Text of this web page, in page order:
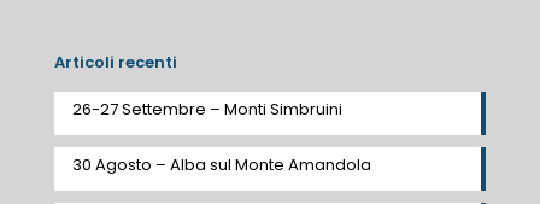
Articoli recenti
26-27 Settembre – Monti Simbruini
30 Agosto – Alba sul Monte Amandola